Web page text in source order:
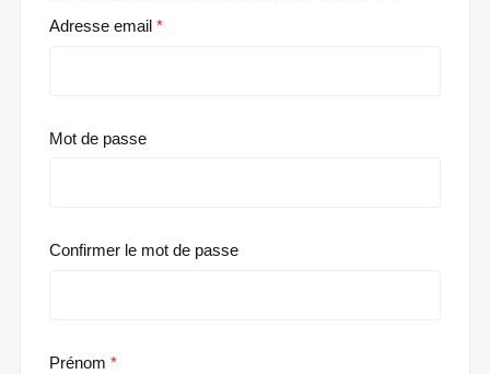
Adresse email
Mot de passe
Confirmer le mot de passe
Prénom